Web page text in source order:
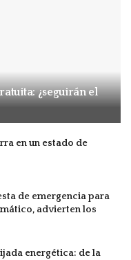
¿seguirán el
en un estado de
de emergencia para
advierten los
energética: de la